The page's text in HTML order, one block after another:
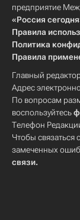
предприятие
«Россия
Правила
Политика
Правила
Главный
Адрес
По вопросам
воспользуйтесь
Телефон
Чтобы связаться
замеченных
связи.